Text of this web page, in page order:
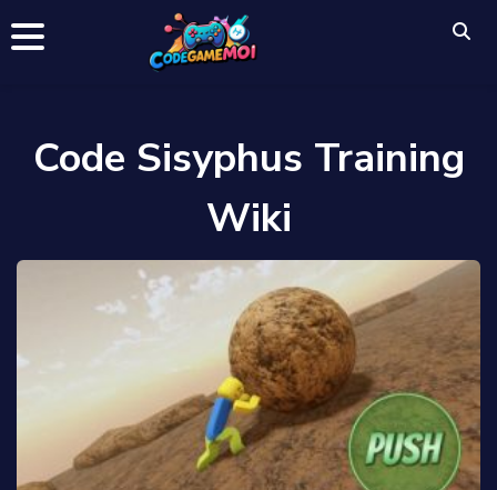
Code Sisyphus Training
Wiki